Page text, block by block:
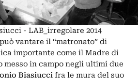
- LAB_irregolare 2014
vantare il “matronato” di
importante come il Madre di
in campo negli ultimi due
Biasiucci fra le mura del suo